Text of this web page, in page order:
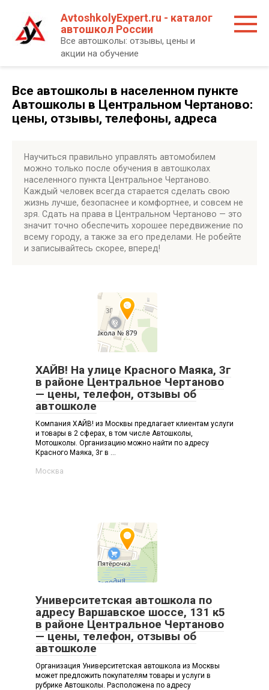
контенту
AvtoshkolyExpert.ru - каталог
автошкол России
Все автошколы: отзывы, цены и
акции на обучение
Все автошколы в населенном пункте
Автошколы в Центральном Чертаново:
цены, отзывы, телефоны, адреса
Научиться правильно управлять автомобилем
можно только после обучения в автошколах
населенного пункта Центральное Чертаново.
Каждый человек всегда старается сделать свою
жизнь лучше, безопаснее и комфортнее, и совсем не
зря. Сдать на права в Центральном Чертаново — это
значит точно обеспечить хорошее передвижение по
всему городу, а также за его пределами. Не робейте
и записывайтесь скорее, вперед!
ХАЙВ! На улице Красного Маяка, 3г
в районе Центральное Чертаново
— цены, телефон, отзывы об
автошколе
Компания ХАЙВ! из Москвы предлагает клиентам услуги
и товары в 2 сферах, в том числе Автошколы,
Мотошколы. Организацию можно найти по адресу
Красного Маяка, 3г в ...
Москва
Университетская автошкола по
адресу Варшавское шоссе, 131 к5
в районе Центральное Чертаново
— цены, телефон, отзывы об
автошколе
Организация Университетская автошкола из Москвы
может предложить покупателям товары и услуги в
рубрике Автошколы. Расположена по адресу